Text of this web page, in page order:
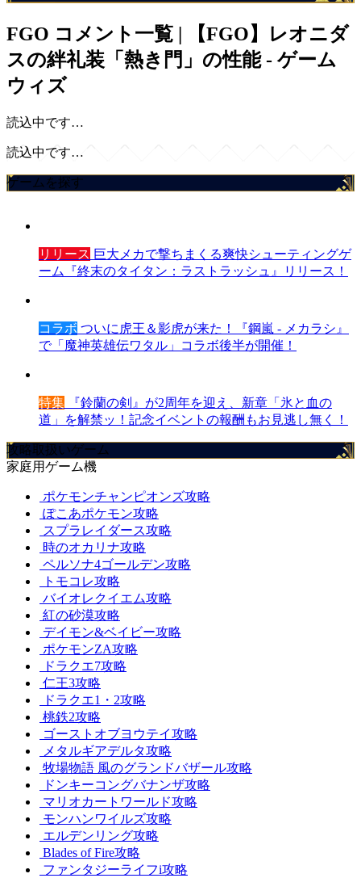
FGO コメント一覧 | 【FGO】レオニダ
スの絆礼装「熱き門」の性能 - ゲーム
ウィズ
読込中です…
読込中です…
ゲームを探す
リリース 巨大メカで撃ちまくる爽快シューティングゲ
ーム『終末のタイタン：ラストラッシュ』リリース！
コラボ ついに虎王＆影虎が来た！『鋼嵐 - メカラシ』
で「魔神英雄伝ワタル」コラボ後半が開催！
特集 『鈴蘭の剣』が2周年を迎え、新章「氷と血の
道」を解禁ッ！記念イベントの報酬もお見逃し無く！
攻略取扱いゲーム
家庭用ゲーム機
ポケモンチャンピオンズ攻略
ぽこあポケモン攻略
スプラレイダース攻略
時のオカリナ攻略
ペルソナ4ゴールデン攻略
トモコレ攻略
バイオレクイエム攻略
紅の砂漠攻略
デイモン&ベイビー攻略
ポケモンZA攻略
ドラクエ7攻略
仁王3攻略
ドラクエ1・2攻略
桃鉄2攻略
ゴーストオブヨウテイ攻略
メタルギアデルタ攻略
牧場物語 風のグランドバザール攻略
ドンキーコングバナンザ攻略
マリオカートワールド攻略
モンハンワイルズ攻略
エルデンリング攻略
Blades of Fire攻略
ファンタジーライフi攻略